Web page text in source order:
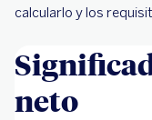
calcularlo y los
neto